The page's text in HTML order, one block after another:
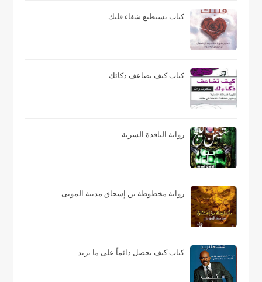
كتاب تستطيع شفاء قلبك
كتاب كيف تضاعف ذكائك
رواية النافذة السرية
رواية مخطوطة بن إسحاق مدينة الموتى
كتاب كيف نحصل دائماً على ما نريد